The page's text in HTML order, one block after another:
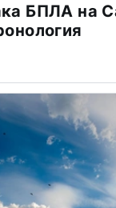
БПЛА на